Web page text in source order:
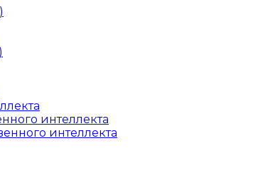
интеллекта
интеллекта